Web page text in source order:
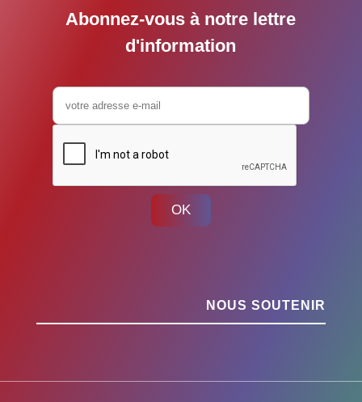
Abonnez-vous à notre lettre
d'information
OK
NOUS SOUTENIR